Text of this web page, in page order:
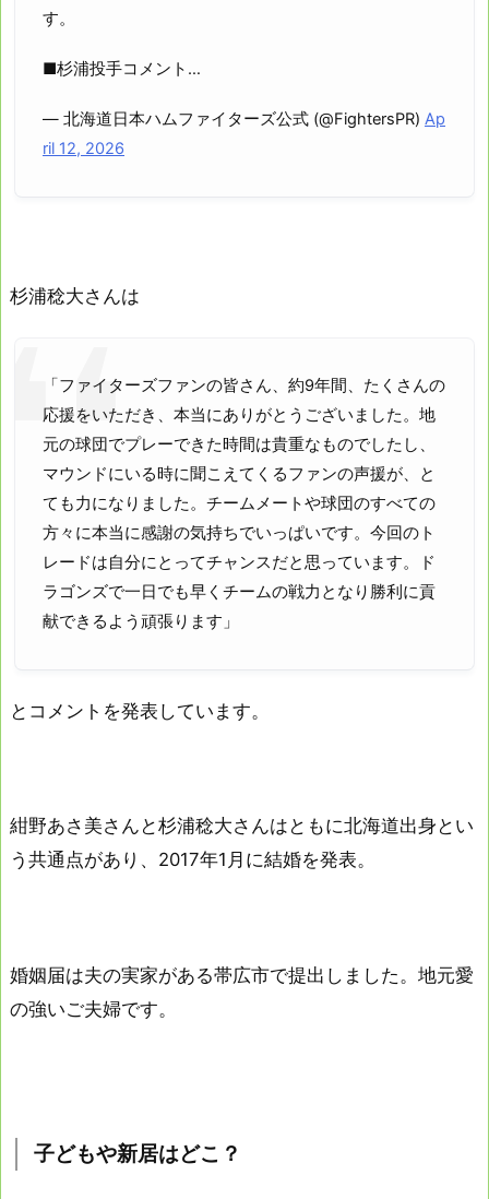
す。
■杉浦投手コメント…
— 北海道日本ハムファイターズ公式 (@FightersPR) Ap
ril 12, 2026
杉浦稔大さんは
「ファイターズファンの皆さん、約9年間、たくさんの
応援をいただき、本当にありがとうございました。地
元の球団でプレーできた時間は貴重なものでしたし、
マウンドにいる時に聞こえてくるファンの声援が、と
ても力になりました。チームメートや球団のすべての
方々に本当に感謝の気持ちでいっぱいです。今回のト
レードは自分にとってチャンスだと思っています。ド
ラゴンズで一日でも早くチームの戦力となり勝利に貢
献できるよう頑張ります」
とコメントを発表しています。
紺野あさ美さんと杉浦稔大さんはともに北海道出身とい
う共通点があり、2017年1月に結婚を発表。
婚姻届は夫の実家がある帯広市で提出しました。地元愛
の強いご夫婦です。
子どもや新居はどこ？